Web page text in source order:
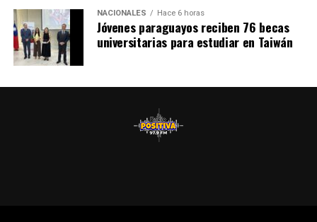
NACIONALES Hace 6 horas
Jóvenes paraguayos reciben 76 becas
universitarias para estudiar en Taiwán